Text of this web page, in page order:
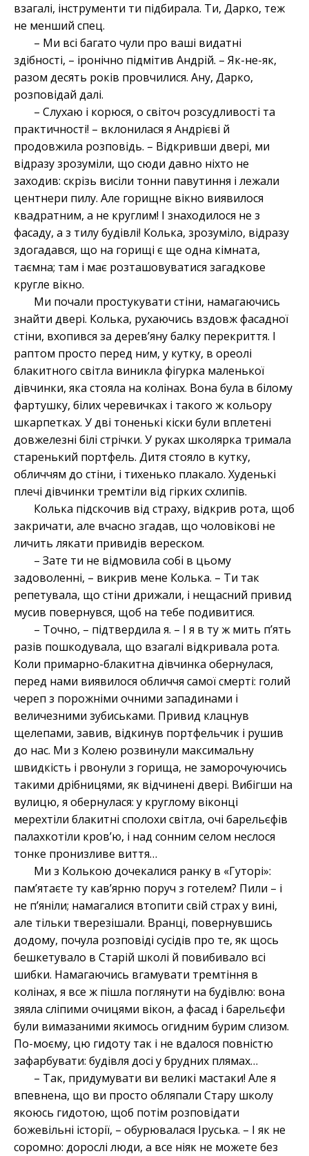
взагалі, інструменти ти підбирала. Ти, Дарко, теж
не менший спец.
– Ми всі багато чули про ваші видатні
здібності, – іронічно підмітив Андрій. – Як-не-як,
разом десять років провчилися. Ану, Дарко,
розповідай далі.
– Слухаю і корюся, о світоч розсудливості та
практичності! – вклонилася я Андрієві й
продовжила розповідь. – Відкривши двері, ми
відразу зрозуміли, що сюди давно ніхто не
заходив: скрізь висіли тонни павутиння і лежали
центнери пилу. Але горищне вікно виявилося
квадратним, а не круглим! І знаходилося не з
фасаду, а з тилу будівлі! Колька, зрозуміло, відразу
здогадався, що на горищі є ще одна кімната,
таємна; там і має розташовуватися загадкове
кругле вікно.
Ми почали простукувати стіни, намагаючись
знайти двері. Колька, рухаючись вздовж фасадної
стіни, вхопився за дерев’яну балку перекриття. І
раптом просто перед ним, у кутку, в ореолі
блакитного світла виникла фігурка маленької
дівчинки, яка стояла на колінах. Вона була в білому
фартушку, білих черевичках і такого ж кольору
шкарпетках. У дві тоненькі кіски були вплетені
довжелезні білі стрічки. У руках школярка тримала
старенький портфель. Дитя стояло в кутку,
обличчям до стіни, і тихенько плакало. Худенькі
плечі дівчинки тремтіли від гірких схлипів.
Колька підскочив від страху, відкрив рота, щоб
закричати, але вчасно згадав, що чоловікові не
личить лякати привидів вереском.
– Зате ти не відмовила собі в цьому
задоволенні, – викрив мене Колька. – Ти так
репетувала, що стіни дрижали, і нещасний привид
мусив повернувся, щоб на тебе подивитися.
– Точно, – підтвердила я. – І я в ту ж мить п’ять
разів пошкодувала, що взагалі відкривала рота.
Коли примарно-блакитна дівчинка обернулася,
перед нами виявилося обличчя самої смерті: голий
череп з порожніми очними западинами і
величезними зубиськами. Привид клацнув
щелепами, завив, відкинув портфельчик і рушив
до нас. Ми з Колею розвинули максимальну
швидкість і рвонули з горища, не заморочуючись
такими дрібницями, як відчинені двері. Вибігши на
вулицю, я обернулася: у круглому віконці
мерехтіли блакитні сполохи світла, очі барельєфів
палахкотіли кров’ю, і над сонним селом неслося
тонке пронизливе виття…
Ми з Колькою дочекалися ранку в «Гуторі»:
пам’ятаєте ту кав’ярню поруч з готелем? Пили – і
не п’яніли; намагалися втопити свій страх у вині,
але тільки тверезішали. Вранці, повернувшись
додому, почула розповіді сусідів про те, як щось
бешкетувало в Старій школі й повибивало всі
шибки. Намагаючись вгамувати тремтіння в
колінах, я все ж пішла поглянути на будівлю: вона
зяяла сліпими очицями вікон, а фасад і барельєфи
були вимазаними якимось огидним бурим слизом.
По-моєму, цю гидоту так і не вдалося повністю
зафарбувати: будівля досі у брудних плямах…
– Так, придумувати ви великі мастаки! Але я
впевнена, що ви просто обляпали Стару школу
якоюсь гидотою, щоб потім розповідати
божевільні історії, – обурювалася Іруська. – І як не
соромно: дорослі люди, а все ніяк не можете без